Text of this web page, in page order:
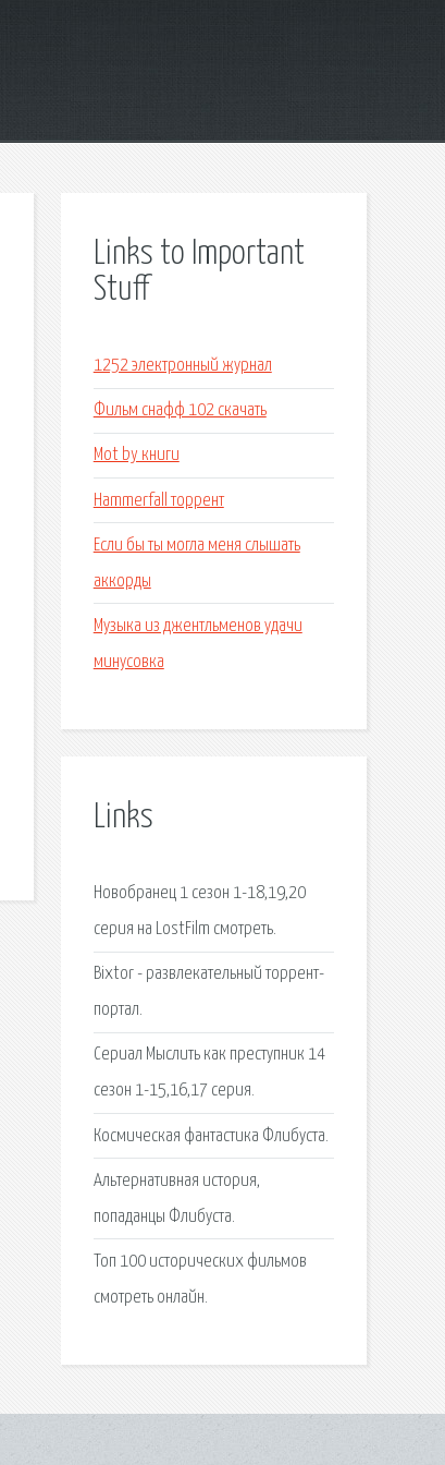
Links to Important
Stuff
1252 электронный журнал
Фильм снафф 102 скачать
Mot by книги
Hammerfall торрент
Если бы ты могла меня слышать
аккорды
Музыка из джентльменов удачи
минусовка
Links
Новобранец 1 сезон 1-18,19,20
серия на LostFilm смотреть.
Bixtor - развлекательный торрент-
портал.
Сериал Мыслить как преступник 14
сезон 1-15,16,17 серия.
Космическая фантастика Флибуста.
Альтернативная история,
попаданцы Флибуста.
Топ 100 исторических фильмов
смотреть онлайн.